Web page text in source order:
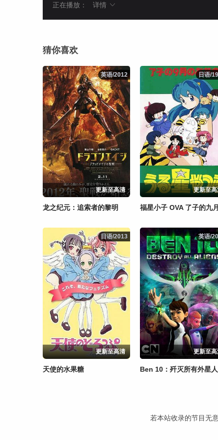
正在播放： 详情
猜你喜欢
英语/2012
英语/2012
更新至高清
龙之纪元：追索者的黎明
日语/
日语/
更新至高
日语/2013
日语/2013
更新至高清
天使的水果糖
英语/
英语/
更新至高
Ben 10：歼灭所有外星人
若本站收录的节目无